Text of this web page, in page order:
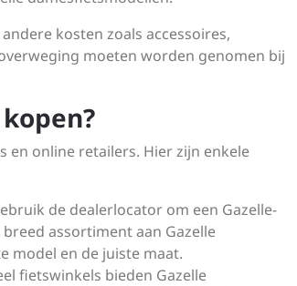
kosten zoals accessoires,
moeten worden genomen bij
en online retailers. Hier zijn enkele
de dealerlocator om een Gazelle-
assortiment aan Gazelle
model en de juiste maat.
fietswinkels bieden Gazelle